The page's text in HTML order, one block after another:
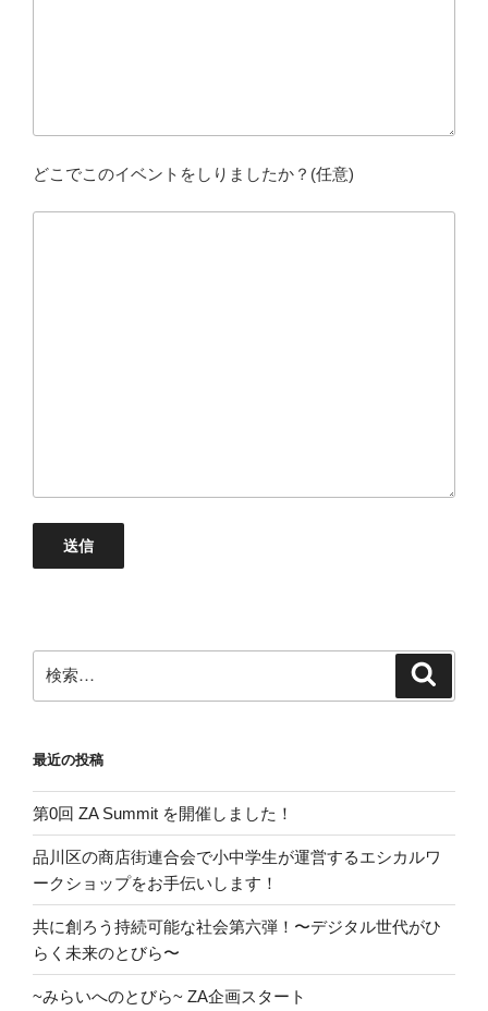
どこでこのイベントをしりましたか？(任意)
索:
最近の投稿
第0回 ZA Summit を開催しました！
品川区の商店街連合会で小中学生が運営するエシカルワ
ークショップをお手伝いします！
共に創ろう持続可能な社会第六弾！〜デジタル世代がひ
らく未来のとびら〜
~みらいへのとびら~ ZA企画スタート